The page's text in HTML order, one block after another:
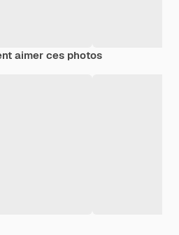
aimer ces photos